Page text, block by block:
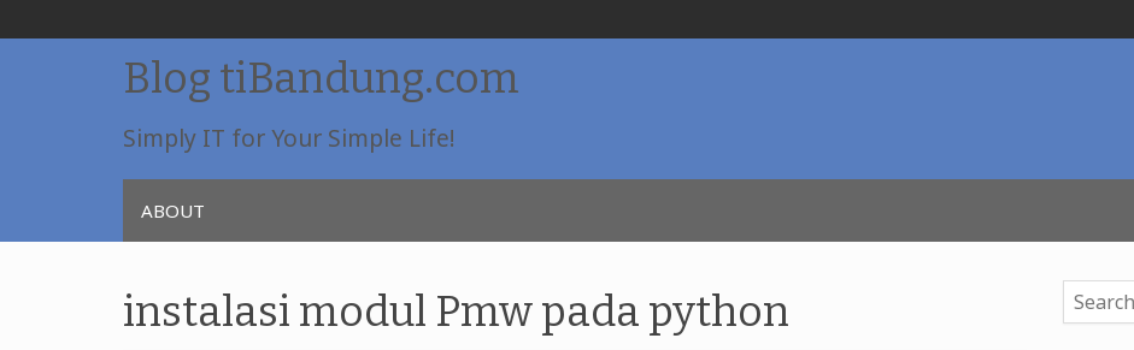
Skip
Blog tiBandung.com
Simply IT for Your Simple Life!
ABOUT
instalasi modul Pmw pada python
for: